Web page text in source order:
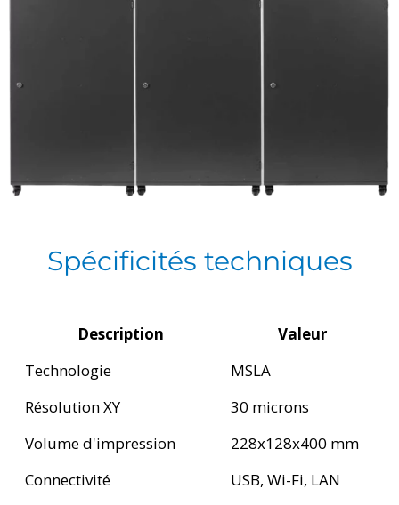
Spécificités techniques
Description
Valeur
Technologie
MSLA
Résolution XY
30 microns
Volume d'impression
228x128x400 mm
Connectivité
USB, Wi-Fi, LAN